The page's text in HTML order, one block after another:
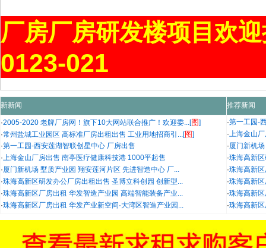
厂房厂房研发楼项目欢
0123-021
新新闻 推荐新闻
·2005-2020 老牌厂房网！旗下10大网站联合推广！欢迎委...[图]
·常州盐城工业园区 高标准厂房出租出售 工业用地招商引...[图]
·第一工园-西安莲湖智联创星中心 厂房出售
·上海金山厂房出售 南亭医疗健康科技港 1000平起售
·厦门新机场 墅质产业园 翔安莲河片区 先进智造中心 厂...
·珠海高新区研发办公厂房出租出售 圣博立科创园 创新型...
·珠海高新区厂房出租 华发智造产业园 高端智能装备产业...
·珠海高新区厂房出租 华发产业新空间·大湾区智造产业园...
·第一工园-
·上海金山
·厦门新机
·珠海高新
·珠海高新
·珠海高新
·珠海高新
·珠海高新